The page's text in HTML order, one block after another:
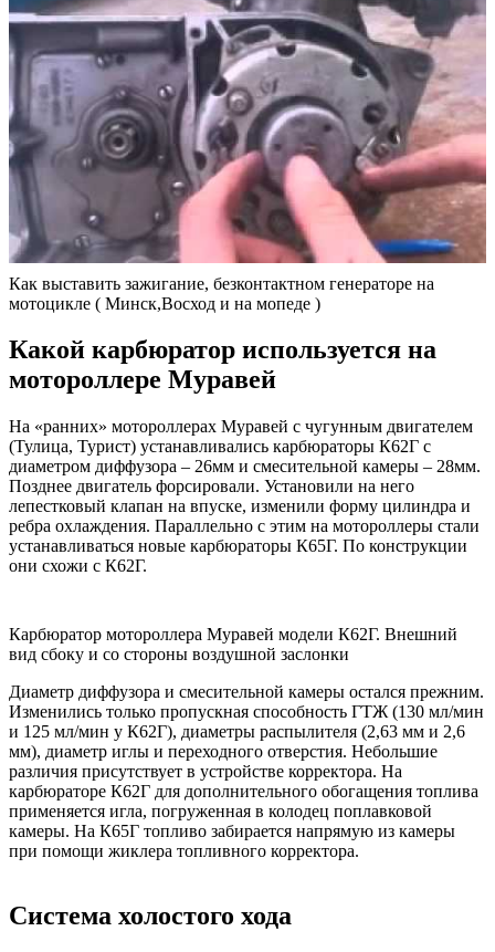
Как выставить зажигание, безконтактном генераторе на
мотоцикле ( Минск,Восход и на мопеде )
Какой карбюратор используется на
мотороллере Муравей
На «ранних» мотороллерах Муравей с чугунным двигателем
(Тулица, Турист) устанавливались карбюраторы К62Г с
диаметром диффузора – 26мм и смесительной камеры – 28мм.
Позднее двигатель форсировали. Установили на него
лепестковый клапан на впуске, изменили форму цилиндра и
ребра охлаждения. Параллельно с этим на мотороллеры стали
устанавливаться новые карбюраторы К65Г. По конструкции
они схожи с К62Г.
Карбюратор мотороллера Муравей модели К62Г. Внешний
вид сбоку и со стороны воздушной заслонки
Диаметр диффузора и смесительной камеры остался прежним.
Изменились только пропускная способность ГТЖ (130 мл/мин
и 125 мл/мин у К62Г), диаметры распылителя (2,63 мм и 2,6
мм), диаметр иглы и переходного отверстия. Небольшие
различия присутствует в устройстве корректора. На
карбюраторе К62Г для дополнительного обогащения топлива
применяется игла, погруженная в колодец поплавковой
камеры. На К65Г топливо забирается напрямую из камеры
при помощи жиклера топливного корректора.
Система холостого хода